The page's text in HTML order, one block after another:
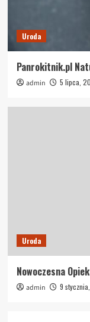
Uroda
Panrokitnik.pl
admin 5 lipca,
Uroda
Nowoczesna
admin 9